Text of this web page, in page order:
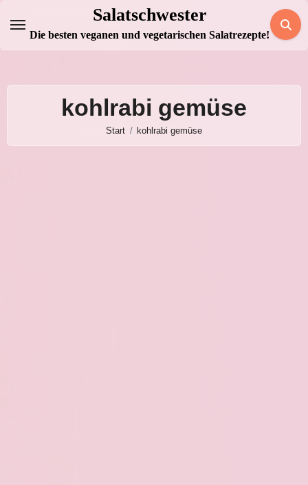
Inhalt
springen
Salatschwester
Die besten veganen und vegetarischen Salatrezepte!
kohlrabi gemüse
Start kohlrabi gemüse